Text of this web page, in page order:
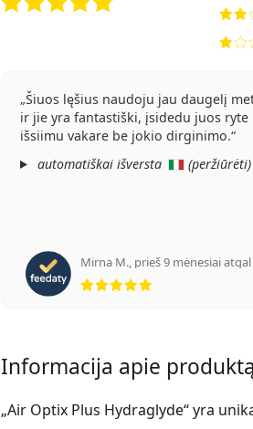
Šiuos lęšius naudoju jau daugelį
ir jie yra fantastiški, įsidedu juos ryte
išsiimu vakare be jokio dirginimo.
automatiškai išversta
(peržiūrėti)
Mirna M., prieš 9 mėnesiai atgal
Įvertinimas 5 iš
Informacija apie
„Air Optix Plus Hydraglyde“ yra